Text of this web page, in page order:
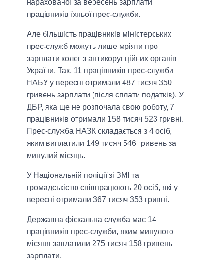
нарахованої за вересень зарплати
працівників їхньої прес-служби.
Але більшість працівників міністерських
прес-служб можуть лише мріяти про
зарплати колег з антикорупційних органів
України. Так, 11 працівників прес-служби
НАБУ у вересні отримали 487 тисяч 350
гривень зарплати (після сплати податків). У
ДБР, яка ще не розпочала свою роботу, 7
працівників отримали 158 тисяч 523 гривні.
Прес-служба НАЗК складається з 4 осіб,
яким виплатили 149 тисяч 546 гривень за
минулий місяць.
У Національній поліції зі ЗМІ та
громадськістю співпрацюють 20 осіб, які у
вересні отримали 367 тисяч 353 гривні.
Державна фіскальна служба має 14
працівників прес-служби, яким минулого
місяця заплатили 275 тисяч 158 гривень
зарплати.